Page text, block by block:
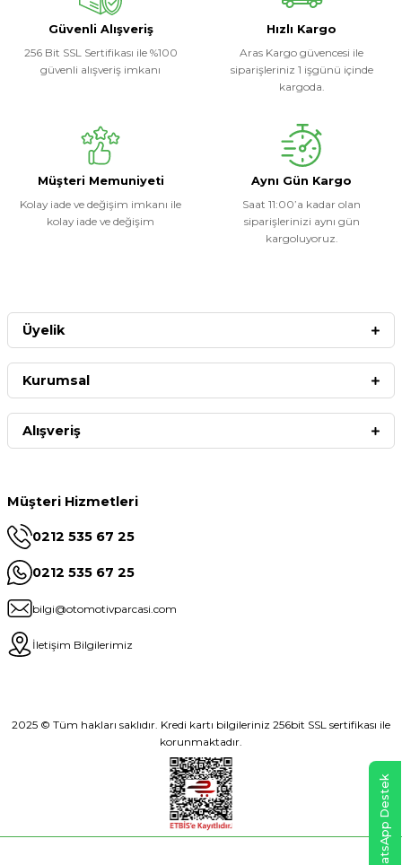
Güvenli Alışveriş
256 Bit SSL Sertifikası ile %100
güvenli alışveriş imkanı
Hızlı Kargo
Aras Kargo güvencesi ile
siparişleriniz 1 işgünü içinde
kargoda.
Müşteri Memuniyeti
Kolay iade ve değişim imkanı ile
kolay iade ve değişim
Aynı Gün Kargo
Saat 11:00’a kadar olan
siparişlerinizi aynı gün
kargoluyoruz.
Müşteri Hizmetleri
0212 535 67 25
0212 535 67 25
bilgi@otomotivparcasi.com
İletişim Bilgilerimiz
Üyelik
Kurumsal
Alışveriş
2025 © Tüm hakları saklıdır. Kredi kartı bilgileriniz 256bit SSL sertifikası ile
korunmaktadır.
WhatsApp Destek